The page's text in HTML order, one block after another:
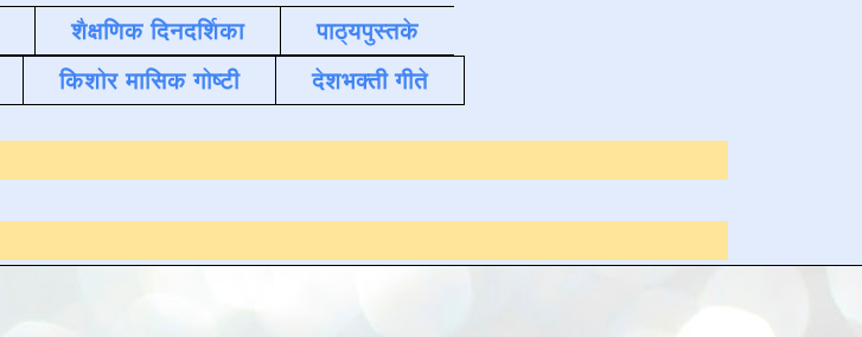
शैक्षणिक दिनदर्शिका
पाठ्यपुस्तके
किशोर मासिक गोष्टी देशभक्ती गीते